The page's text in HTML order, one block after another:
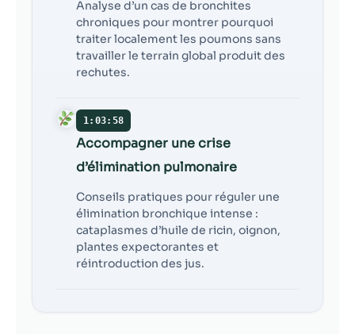
Analyse d’un cas de bronchites
chroniques pour montrer pourquoi
traiter localement les poumons sans
travailler le terrain global produit des
rechutes.
1:03:58
Accompagner une crise
d’élimination pulmonaire
Conseils pratiques pour réguler une
élimination bronchique intense :
cataplasmes d’huile de ricin, oignon,
plantes expectorantes et
réintroduction des jus.